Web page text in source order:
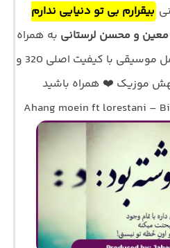
ﺑﻴﻘﺮارم ﺑﻰ ﺗﻮ دﻧﻴﺎﻳﻰ ﻧﺪارم
معین و محسن لرستانی به همراه
پخش آنلاین ترانه و متن کامل موسیقی با کیفیت اصلی 320 و
Ahang moein ft lorestani –